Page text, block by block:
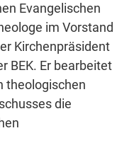
Evangelischen
im Vorstand
Kirchenpräsident
BEK. Er bearbeitet
theologischen
die